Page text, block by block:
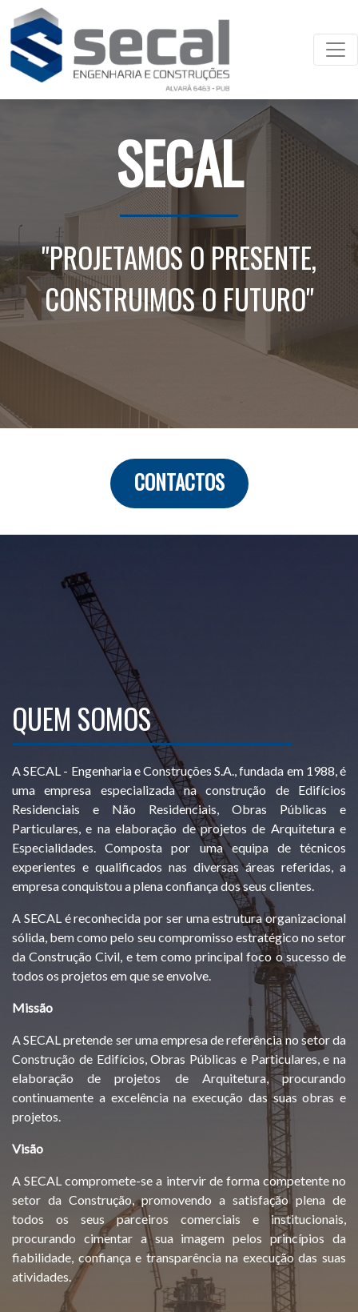
SECAL
"PROJETAMOS O PRESENTE,
CONSTRUIMOS O FUTURO"
CONTACTOS
QUEM SOMOS
A SECAL - Engenharia e Construções S.A., fundada em 1988, é
uma empresa especializada na construção de Edifícios
Residenciais e Não Residenciais, Obras Públicas e
Particulares, e na elaboração de projetos de Arquitetura e
Especialidades. Composta por uma equipa de técnicos
experientes e qualificados nas diversas áreas referidas, a
empresa conquistou a plena confiança dos seus clientes.
A SECAL é reconhecida por ser uma estrutura organizacional
sólida, bem como pelo seu compromisso estratégico no setor
da Construção Civil, e tem como principal foco o sucesso de
todos os projetos em que se envolve.
Missão
A SECAL pretende ser uma empresa de referência no setor da
Construção de Edifícios, Obras Públicas e Particulares, e na
elaboração de projetos de Arquitetura, procurando
continuamente a excelência na execução das suas obras e
projetos.
Visão
A SECAL compromete-se a intervir de forma competente no
setor da Construção, promovendo a satisfação plena de
todos os seus parceiros comerciais e institucionais,
procurando cimentar a sua imagem pelos princípios da
fiabilidade, confiança e transparência na execução das suas
atividades.